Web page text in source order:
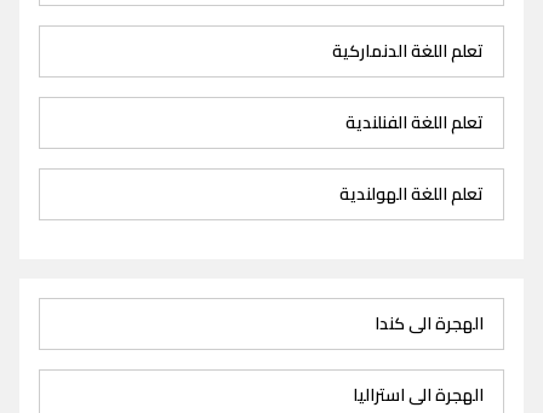
تعلم اللغة الدنماركية
تعلم اللغة الفنلندية
تعلم اللغة الهولندية
الهجرة الى كندا
الهجرة الى استراليا